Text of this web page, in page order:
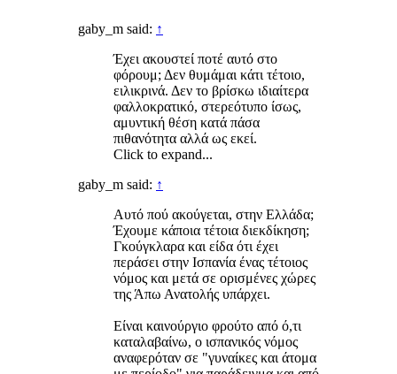
gaby_m said: ↑
Έχει ακουστεί ποτέ αυτό στο
φόρουμ; Δεν θυμάμαι κάτι τέτοιο,
ειλικρινά. Δεν το βρίσκω ιδιαίτερα
φαλλοκρατικό, στερεότυπο ίσως,
αμυντική θέση κατά πάσα
πιθανότητα αλλά ως εκεί.
Click to expand...
gaby_m said: ↑
Αυτό πού ακούγεται, στην Ελλάδα;
Έχουμε κάποια τέτοια διεκδίκηση;
Γκούγκλαρα και είδα ότι έχει
περάσει στην Ισπανία ένας τέτοιος
νόμος και μετά σε ορισμένες χώρες
της Άπω Ανατολής υπάρχει.
Είναι καινούργιο φρούτο από ό,τι
καταλαβαίνω, ο ισπανικός νόμος
αναφερόταν σε "γυναίκες και άτομα